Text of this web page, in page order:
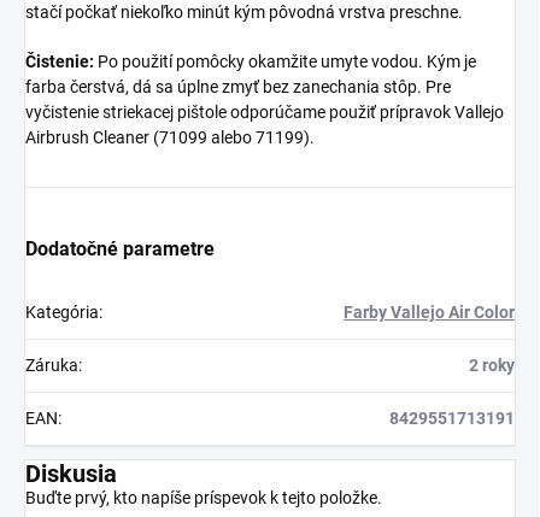
stačí počkať niekoľko minút kým pôvodná vrstva preschne.
Čistenie: Po použití pomôcky okamžite umyte vodou. Kým je
farba čerstvá, dá sa úplne zmyť bez zanechania stôp. Pre
vyčistenie striekacej pištole odporúčame použiť prípravok Vallejo
Airbrush Cleaner (71099 alebo 71199).
Dodatočné parametre
Kategória: Farby Vallejo Air Color
Záruka: 2 roky
EAN: 8429551713191
Diskusia
Buďte prvý, kto napíše príspevok k tejto položke.